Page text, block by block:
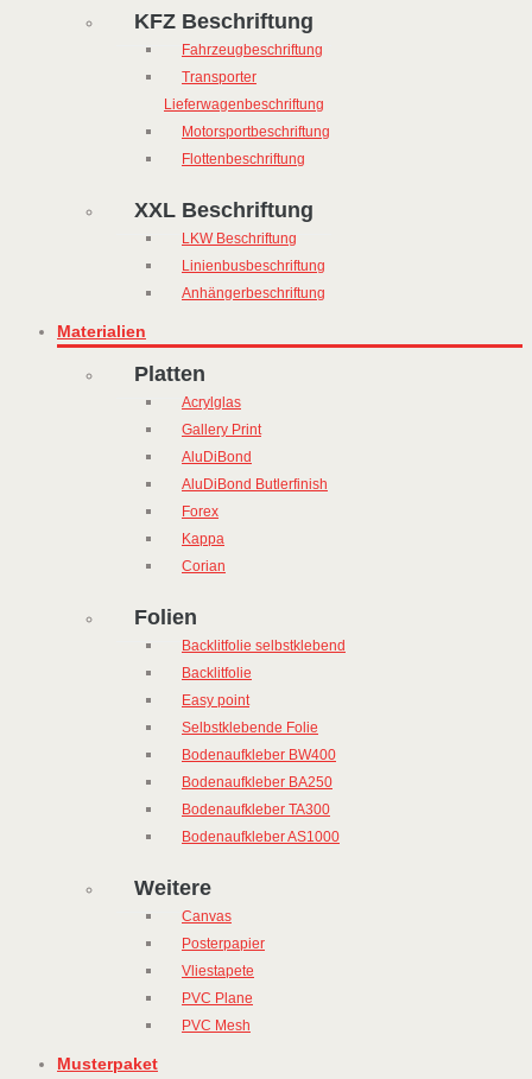
KFZ Beschriftung
Fahrzeugbeschriftung
Transporter
Lieferwagenbeschriftung
Motorsportbeschriftung
Flottenbeschriftung
XXL Beschriftung
LKW Beschriftung
Linienbusbeschriftung
Anhängerbeschriftung
Materialien
Platten
Acrylglas
Gallery Print
AluDiBond
AluDiBond Butlerfinish
Forex
Kappa
Corian
Folien
Backlitfolie selbstklebend
Backlitfolie
Easy point
Selbstklebende Folie
Bodenaufkleber BW400
Bodenaufkleber BA250
Bodenaufkleber TA300
Bodenaufkleber AS1000
Weitere
Canvas
Posterpapier
Vliestapete
PVC Plane
PVC Mesh
Musterpaket